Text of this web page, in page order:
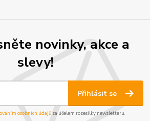
novinky, akce a
slevy!
Přihlásit se
osobních údajůza účelem rozesílky newsletteru.